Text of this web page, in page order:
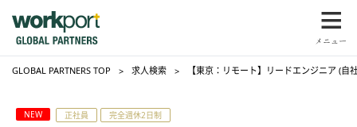
GLOBAL PARTNERS TOP 求人検索 【東京：リモート】リードエンジニア (
NEW 正社員 完全週休2日制